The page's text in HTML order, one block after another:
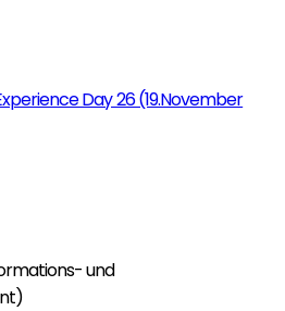
Day 26 (19.November
und